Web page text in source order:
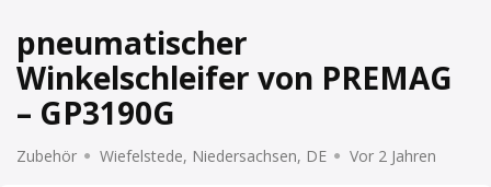
pneumatischer
Winkelschleifer von PREMAG
– GP3190G
Zubehör Wiefelstede, Niedersachsen, DE Vor 2 Jahren